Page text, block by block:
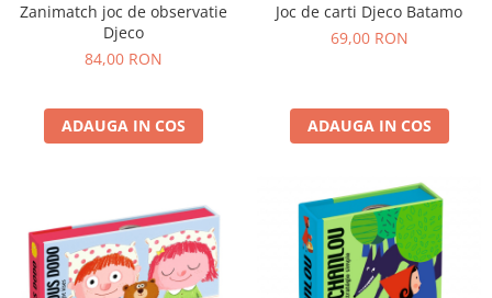
Zanimatch joc de observatie
Djeco
84,00 RON
ADAUGA IN COS
Joc de carti Djeco Batamo
69,00 RON
ADAUGA IN COS